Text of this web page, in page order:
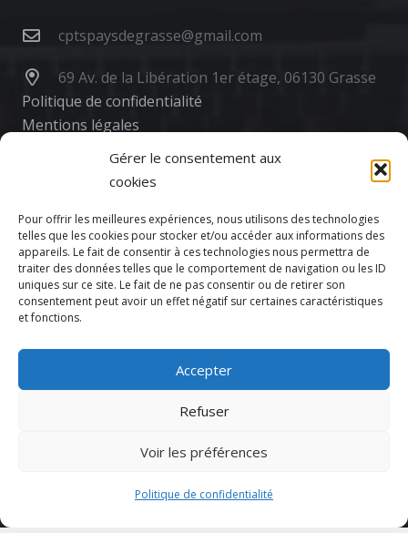
Gérer le consentement aux
cookies
Pour offrir les meilleures expériences, nous utilisons des technologies
telles que les cookies pour stocker et/ou accéder aux informations des
appareils. Le fait de consentir à ces technologies nous permettra de
traiter des données telles que le comportement de navigation ou les ID
uniques sur ce site. Le fait de ne pas consentir ou de retirer son
consentement peut avoir un effet négatif sur certaines caractéristiques
et fonctions.
Accepter
Refuser
Voir les préférences
Politique de confidentialité
cptspaysdegrasse@gmail.com
69 Av. de la Libération 1er étage, 06130 Grasse
Politique de confidentialité
Mentions légales
Actualités
Agenda